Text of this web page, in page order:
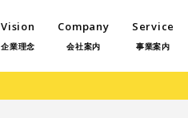
Vision
企業理念
Company
会社案内
Service
事業案内